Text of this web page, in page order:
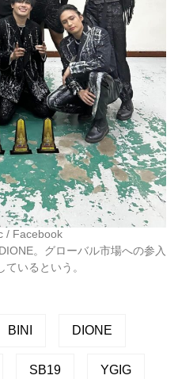
/ Facebook
。グローバル市場への参入
いるという。
BINI DIONE
SB19 YGIG